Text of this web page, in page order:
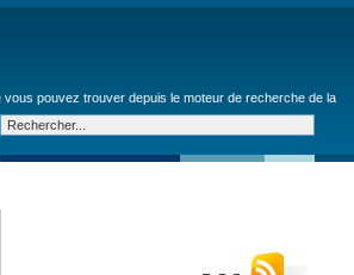
pouvez trouver depuis le moteur de recherche de la